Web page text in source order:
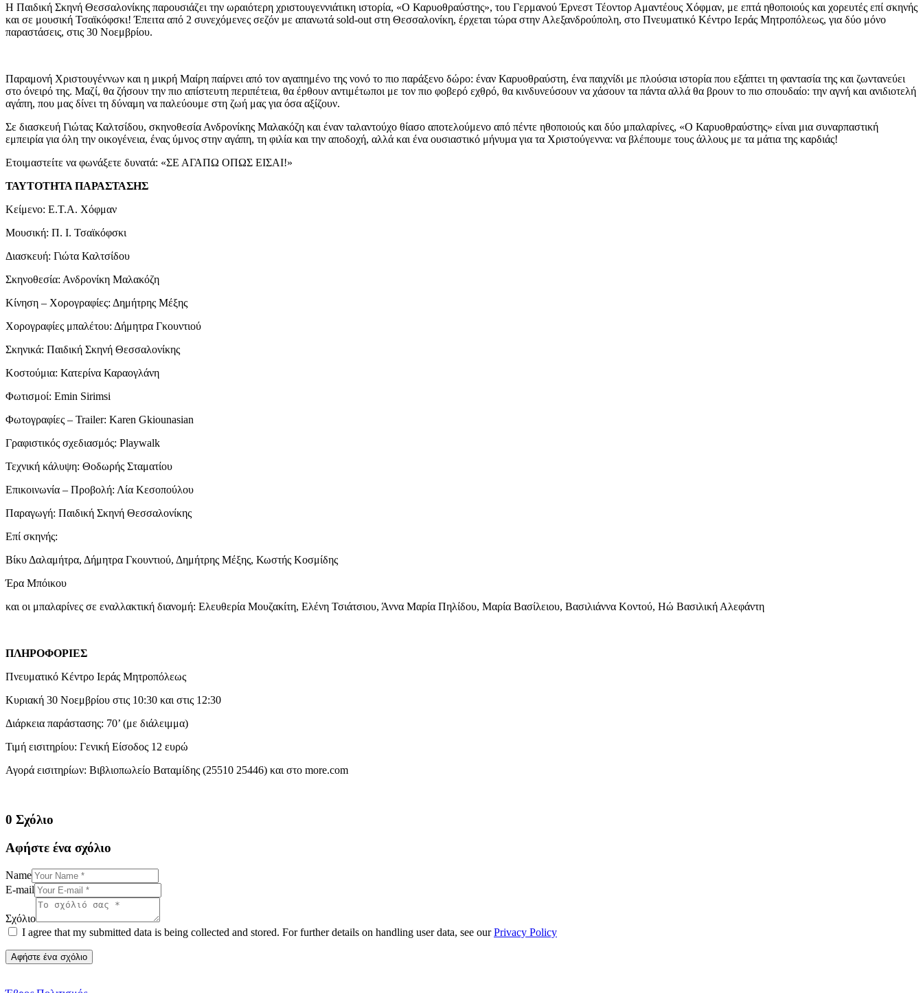
Η Παιδική Σκηνή Θεσσαλονίκης παρουσιάζει την ωραιότερη χριστουγεννιάτικη ιστορία, «Ο Καρυοθραύστης», του Γερμανού Έρνεστ Τέοντορ Αμαντέους Χόφμαν, με επτά ηθοποιούς και χορευτές επί σκηνής
και σε μουσική Τσαϊκόφσκι! Έπειτα από 2 συνεχόμενες σεζόν με απανωτά sold-out στη Θεσσαλονίκη, έρχεται τώρα στην Αλεξανδρούπολη, στο Πνευματικό Κέντρο Ιεράς Μητροπόλεως, για δύο μόνο
παραστάσεις, στις 30 Νοεμβρίου.
Παραμονή Χριστουγέννων και η μικρή Μαίρη παίρνει από τον αγαπημένο της νονό το πιο παράξενο δώρο: έναν Καρυοθραύστη, ένα παιχνίδι με πλούσια ιστορία που εξάπτει τη φαντασία της και ζωντανεύει
στο όνειρό της. Μαζί, θα ζήσουν την πιο απίστευτη περιπέτεια, θα έρθουν αντιμέτωποι με τον πιο φοβερό εχθρό, θα κινδυνεύσουν να χάσουν τα πάντα αλλά θα βρουν το πιο σπουδαίο: την αγνή και ανιδιοτελή
αγάπη, που μας δίνει τη δύναμη να παλεύουμε στη ζωή μας για όσα αξίζουν.
Σε διασκευή Γιώτας Καλτσίδου, σκηνοθεσία Ανδρονίκης Μαλακόζη και έναν ταλαντούχο θίασο αποτελούμενο από πέντε ηθοποιούς και δύο μπαλαρίνες, «Ο Καρυοθραύστης» είναι μια συναρπαστική
εμπειρία για όλη την οικογένεια, ένας ύμνος στην αγάπη, τη φιλία και την αποδοχή, αλλά και ένα ουσιαστικό μήνυμα για τα Χριστούγεννα: να βλέπουμε τους άλλους με τα μάτια της καρδιάς!
Ετοιμαστείτε να φωνάξετε δυνατά: «ΣΕ ΑΓΑΠΩ ΟΠΩΣ ΕΙΣΑΙ!»
ΤΑΥΤΟΤΗΤΑ ΠΑΡΑΣΤΑΣΗΣ
Κείμενο: Ε.Τ.Α. Χόφμαν
Μουσική: Π. Ι. Τσαϊκόφσκι
Διασκευή: Γιώτα Καλτσίδου
Σκηνοθεσία: Ανδρονίκη Μαλακόζη
Κίνηση – Χορογραφίες: Δημήτρης Μέξης
Χορογραφίες μπαλέτου: Δήμητρα Γκουντιού
Σκηνικά: Παιδική Σκηνή Θεσσαλονίκης
Κοστούμια: Κατερίνα Καραογλάνη
Φωτισμοί: Emin Sirimsi
Φωτογραφίες – Trailer: Karen Gkiounasian
Γραφιστικός σχεδιασμός: Playwalk
Τεχνική κάλυψη: Θοδωρής Σταματίου
Επικοινωνία – Προβολή: Λία Κεσοπούλου
Παραγωγή: Παιδική Σκηνή Θεσσαλονίκης
Επί σκηνής:
Βίκυ Δαλαμήτρα, Δήμητρα Γκουντιού, Δημήτρης Μέξης, Κωστής Κοσμίδης
Έρα Μπόικου
και οι μπαλαρίνες σε εναλλακτική διανομή: Ελευθερία Μουζακίτη, Ελένη Τσιάτσιου, Άννα Μαρία Πηλίδου, Μαρία Βασίλειου, Βασιλιάννα Κοντού, Ηώ Βασιλική Αλεφάντη
ΠΛΗΡΟΦΟΡΙΕΣ
Πνευματικό Κέντρο Ιεράς Μητροπόλεως
Κυριακή 30 Νοεμβρίου στις 10:30 και στις 12:30
Διάρκεια παράστασης: 70’ (με διάλειμμα)
Τιμή εισιτηρίου: Γενική Είσοδος 12 ευρώ
Αγορά εισιτηρίων: Βιβλιοπωλείο Βαταμίδης (25510 25446) και στο more.com
0 Σχόλιο
Αφήστε ένα σχόλιο
Name
E-mail
Σχόλιο
I agree that my submitted data is being collected and stored. For further details on handling user data, see ourPrivacy Policy